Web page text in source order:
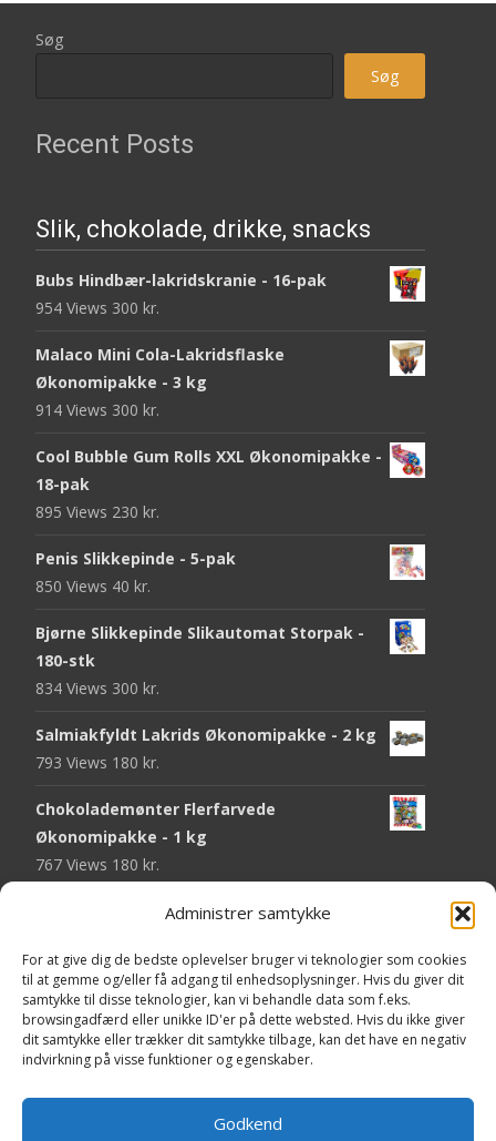
Administrer samtykke
For at give dig de bedste oplevelser bruger vi teknologier som cookies
til at gemme og/eller få adgang til enhedsoplysninger. Hvis du giver dit
samtykke til disse teknologier, kan vi behandle data som f.eks.
browsingadfærd eller unikke ID'er på dette websted. Hvis du ikke giver
dit samtykke eller trækker dit samtykke tilbage, kan det have en negativ
indvirkning på visse funktioner og egenskaber.
Godkend
Søg
Søg
Recent Posts
Slik, chokolade, drikke, snacks
Bubs Hindbær-lakridskranie - 16-pak
954 Views 300 kr.
Malaco Mini Cola-Lakridsflaske
Økonomipakke - 3 kg
914 Views 300 kr.
Cool Bubble Gum Rolls XXL Økonomipakke -
18-pak
895 Views 230 kr.
Penis Slikkepinde - 5-pak
850 Views 40 kr.
Bjørne Slikkepinde Slikautomat Storpak -
180-stk
834 Views 300 kr.
Salmiakfyldt Lakrids Økonomipakke - 2 kg
793 Views 180 kr.
Chokolademønter Flerfarvede
Økonomipakke - 1 kg
767 Views 180 kr.
Malaco Stjerner Lakrids - 92 gram
Pringles Hot & Spicy - 165 gram
742 Views40 kr.
Fini Krudttønder Tyggegummi